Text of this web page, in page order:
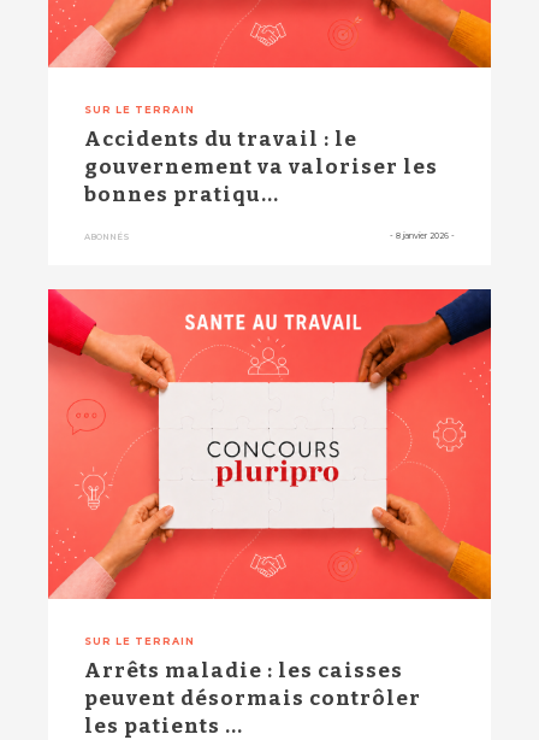
SUR LE TERRAIN
Accidents du travail : le
gouvernement va valoriser les
bonnes pratiqu...
ABONNÉS - 8 janvier 2026 -
SUR LE TERRAIN
Arrêts maladie : les caisses
peuvent désormais contrôler
les patients ...